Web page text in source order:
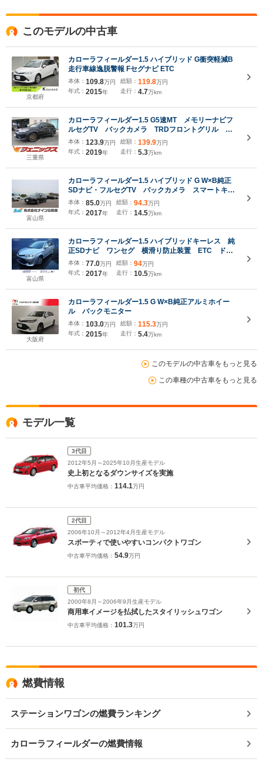
このモデルの中古車
京都府
カローラフィールダー1.5 ハイブリッド G衝突軽減B
走行車線逸脱警報 Fセグナビ ETC
本体： 109.8万円
年式： 2015年
総額： 119.8万円
走行： 4.7万km
三重県
カローラフィールダー1.5 G5速MT メモリーナビフ
ルセグTV バックカメラ TRDフロントグリル
TRDアイライン 柿本改GTBOXマフラー RAZOシ
フトノブ LEDオートライト LEDフォグ オートハ
本体： 123.9万円
年式： 2019年
総額： 139.9万円
走行： 5.3万km
富山県
カローラフィールダー1.5 ハイブリッド G W×B純正
SDナビ・フルセグTV バックカメラ スマートキ
ー トヨタセーフティ
本体： 85.0万円
年式： 2017年
総額： 94.3万円
走行： 14.5万km
富山県
カローラフィールダー1.5 ハイブリッドキーレス 純
正SDナビ ワンセグ 横滑り防止装置 ETC ドラ
レコ ヒールアシスト アイドリングストップ
Bluetooth 中古スタッドレスタイヤホイール4本付
本体： 77.0万円
年式： 2017年
総額： 94万円
走行： 10.5万km
大阪府
カローラフィールダー1.5 G W×B純正アルミホイー
ル バックモニター
本体： 103.0万円
年式： 2015年
総額： 115.3万円
走行： 5.4万km
このモデルの中古車をもっと見る
この車種の中古車をもっと見る
モデル一覧
3代目
2012年5月～2025年10月生産モデル
史上初となるダウンサイズを実施
中古車平均価格： 114.1万円
2代目
2006年10月～2012年4月生産モデル
スポーティで使いやすいコンパクトワゴン
中古車平均価格： 54.9万円
初代
2000年8月～2006年9月生産モデル
商用車イメージを払拭したスタイリッシュワゴン
中古車平均価格： 101.3万円
燃費情報
ステーションワゴンの燃費ランキング
カローラフィールダーの燃費情報